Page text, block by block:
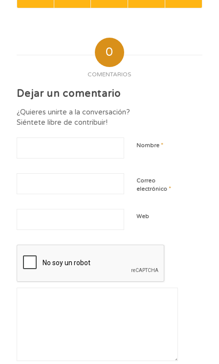
0
COMENTARIOS
Dejar un comentario
¿Quieres unirte a la conversación?
Siéntete libre de contribuir!
Nombre *
Correo
electrónico *
Web